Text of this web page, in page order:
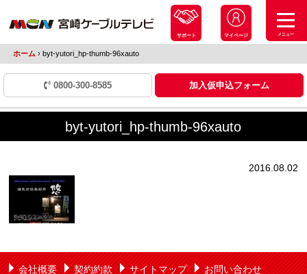
サポート マイページ メニュー
ホーム ›byt-yutori_hp-thumb-96xauto
0800-300-8585 加入仮申込フォーム
byt-yutori_hp-thumb-96xauto
2016.08.02
会社概要 契約約款 サイトマップ
お問い合わせ